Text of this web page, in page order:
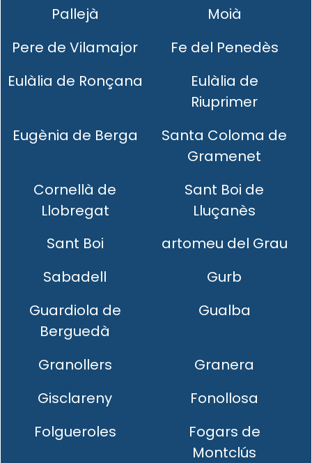
Pallejà
Moià
Pere de Vilamajor
Fe del Penedès
Eulàlia de Ronçana
Eulàlia de
Riuprimer
Eugènia de Berga
Santa Coloma de
Gramenet
Cornellà de
Llobregat
Sant Boi de
Lluçanès
Sant Boi
artomeu del Grau
Sabadell
Gurb
Guardiola de
Berguedà
Gualba
Granollers
Granera
Gisclareny
Fonollosa
Folgueroles
Fogars de
Montclús